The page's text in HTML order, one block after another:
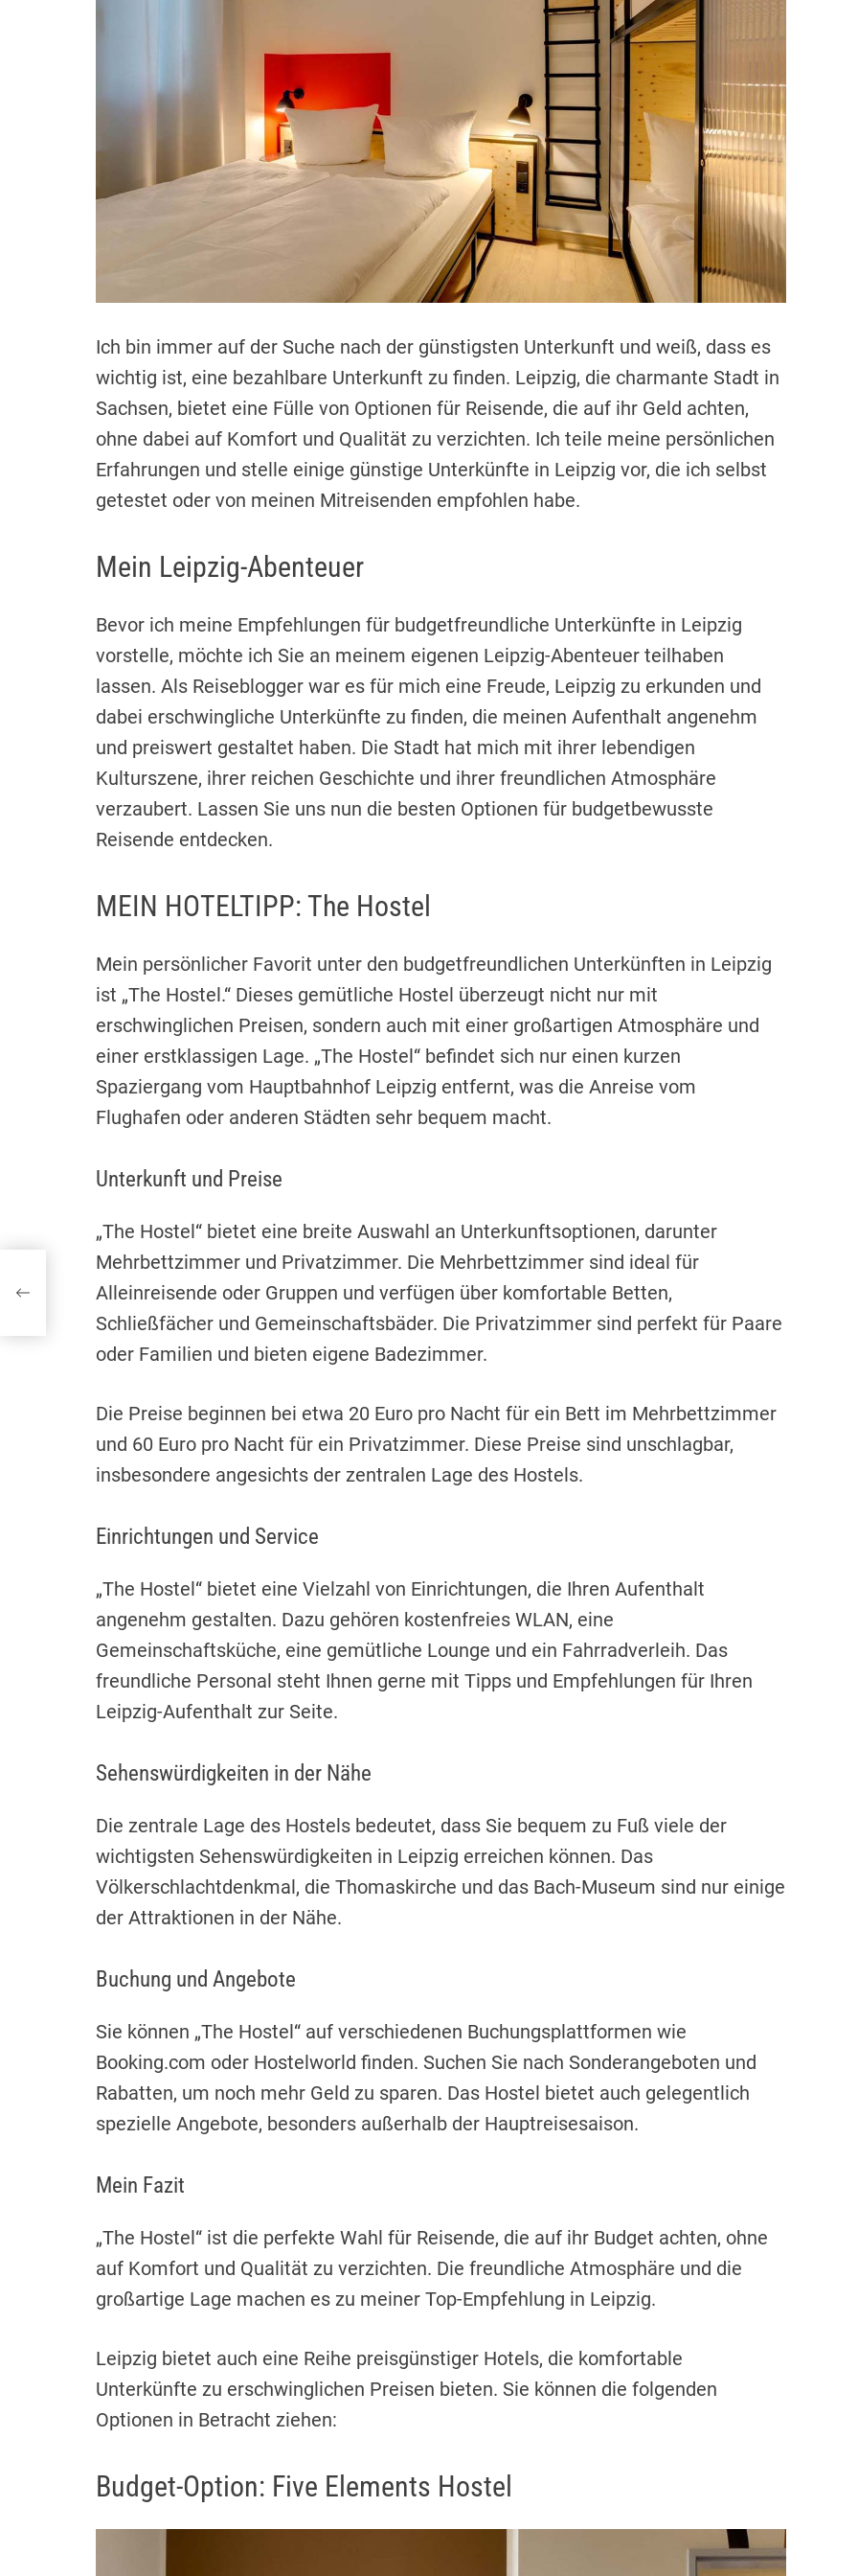
r
e
a
d
t
Ich bin immer auf der Suche nach der günstigsten Unterkunft und weiß, dass es
wichtig ist, eine bezahlbare Unterkunft zu finden. Leipzig, die charmante Stadt in
Sachsen, bietet eine Fülle von Optionen für Reisende, die auf ihr Geld achten,
ohne dabei auf Komfort und Qualität zu verzichten. Ich teile meine persönlichen
Erfahrungen und stelle einige günstige Unterkünfte in Leipzig vor, die ich selbst
getestet oder von meinen Mitreisenden empfohlen habe.
Mein Leipzig-Abenteuer
Bevor ich meine Empfehlungen für budgetfreundliche Unterkünfte in Leipzig
vorstelle, möchte ich Sie an meinem eigenen Leipzig-Abenteuer teilhaben
lassen. Als Reiseblogger war es für mich eine Freude, Leipzig zu erkunden und
dabei erschwingliche Unterkünfte zu finden, die meinen Aufenthalt angenehm
und preiswert gestaltet haben. Die Stadt hat mich mit ihrer lebendigen
Kulturszene, ihrer reichen Geschichte und ihrer freundlichen Atmosphäre
verzaubert. Lassen Sie uns nun die besten Optionen für budgetbewusste
Reisende entdecken.
MEIN HOTELTIPP: The Hostel
Mein persönlicher Favorit unter den budgetfreundlichen Unterkünften in Leipzig
ist „The Hostel.“ Dieses gemütliche Hostel überzeugt nicht nur mit
erschwinglichen Preisen, sondern auch mit einer großartigen Atmosphäre und
einer erstklassigen Lage. „The Hostel“ befindet sich nur einen kurzen
Spaziergang vom Hauptbahnhof Leipzig entfernt, was die Anreise vom
Flughafen oder anderen Städten sehr bequem macht.
Unterkunft und Preise
„The Hostel“ bietet eine breite Auswahl an Unterkunftsoptionen, darunter
Mehrbettzimmer und Privatzimmer. Die Mehrbettzimmer sind ideal für
Alleinreisende oder Gruppen und verfügen über komfortable Betten,
Schließfächer und Gemeinschaftsbäder. Die Privatzimmer sind perfekt für Paare
oder Familien und bieten eigene Badezimmer.
Die Preise beginnen bei etwa 20 Euro pro Nacht für ein Bett im Mehrbettzimmer
und 60 Euro pro Nacht für ein Privatzimmer. Diese Preise sind unschlagbar,
insbesondere angesichts der zentralen Lage des Hostels.
Einrichtungen und Service
„The Hostel“ bietet eine Vielzahl von Einrichtungen, die Ihren Aufenthalt
angenehm gestalten. Dazu gehören kostenfreies WLAN, eine
Gemeinschaftsküche, eine gemütliche Lounge und ein Fahrradverleih. Das
freundliche Personal steht Ihnen gerne mit Tipps und Empfehlungen für Ihren
Leipzig-Aufenthalt zur Seite.
Sehenswürdigkeiten in der Nähe
Die zentrale Lage des Hostels bedeutet, dass Sie bequem zu Fuß viele der
wichtigsten Sehenswürdigkeiten in Leipzig erreichen können. Das
Völkerschlachtdenkmal, die Thomaskirche und das Bach-Museum sind nur einige
der Attraktionen in der Nähe.
Buchung und Angebote
Sie können „The Hostel“ auf verschiedenen Buchungsplattformen wie
Booking.com oder Hostelworld finden. Suchen Sie nach Sonderangeboten und
Rabatten, um noch mehr Geld zu sparen. Das Hostel bietet auch gelegentlich
spezielle Angebote, besonders außerhalb der Hauptreisesaison.
Mein Fazit
„The Hostel“ ist die perfekte Wahl für Reisende, die auf ihr Budget achten, ohne
auf Komfort und Qualität zu verzichten. Die freundliche Atmosphäre und die
großartige Lage machen es zu meiner Top-Empfehlung in Leipzig.
Leipzig bietet auch eine Reihe preisgünstiger Hotels, die komfortable
Unterkünfte zu erschwinglichen Preisen bieten. Sie können die folgenden
Optionen in Betracht ziehen:
Budget-Option: Five Elements Hostel